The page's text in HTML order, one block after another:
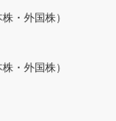
・外国株）
・外国株）